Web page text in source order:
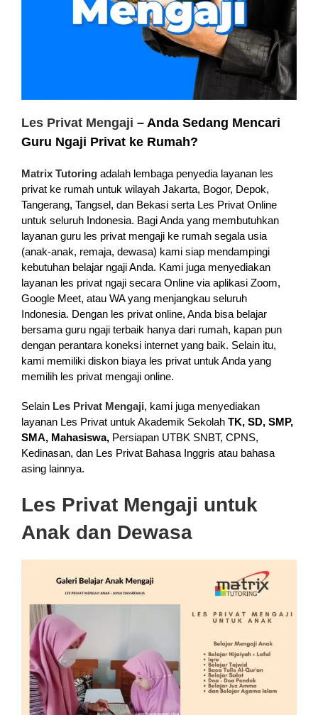
Les Privat Mengaji – Anda Sedang Mencari
Guru Ngaji Privat ke Rumah?
Matrix Tutoringadalah lembaga penyedia layanan les
privat ke rumah untuk wilayah Jakarta, Bogor, Depok,
Tangerang, Tangsel, dan Bekasi serta Les Privat Online
untuk seluruh Indonesia. Bagi Anda yang membutuhkan
layanan guru les privat mengaji ke rumah segala usia
(anak-anak, remaja, dewasa) kami siap mendampingi
kebutuhan belajar ngaji Anda. Kami juga menyediakan
layanan les privat ngaji secara Online via aplikasi Zoom,
Google Meet, atau WA yang menjangkau seluruh
Indonesia. Dengan les privat online, Anda bisa belajar
bersama guru ngaji terbaik hanya dari rumah, kapan pun
dengan perantara koneksi internet yang baik. Selain itu,
kami memiliki diskon biaya les privat untuk Anda yang
memilih les privat mengaji online.
Selain Les Privat Mengaji, kami juga menyediakan
layanan Les Privat untuk Akademik Sekolah TK, SD, SMP,
SMA, Mahasiswa,Persiapan UTBK SNBT, CPNS,
Kedinasan, dan Les Privat Bahasa Inggris atau bahasa
asing lainnya.
Les Privat Mengaji untuk
Anak dan Dewasa